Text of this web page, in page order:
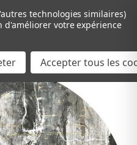
Passer au contenu principal
technologies similaires)
votre expérience
Accepter tous les